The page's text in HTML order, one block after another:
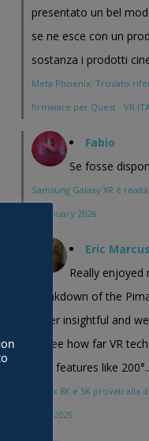
presentato un bel
se ne esce con un
sostanza i prodotti
Meta Phoenix: Trovato
firmware per Quest - VR
Fabio
Se fosse
Samsung Galaxy XR è
16 January 2026
Eric Marcus
Really enjoyed
breakdown of the
super insightful and
to see how far VR
with features like
Pimax 8K e 5K provati alla
April 2025